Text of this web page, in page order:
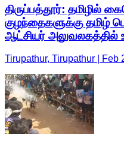
திருப்பத்தூர்: தமிழில்
குழந்தைகளுக்கு
ஆட்சியர் அலுவலகத்தில்
Tirupathur, Tirupathur | Feb